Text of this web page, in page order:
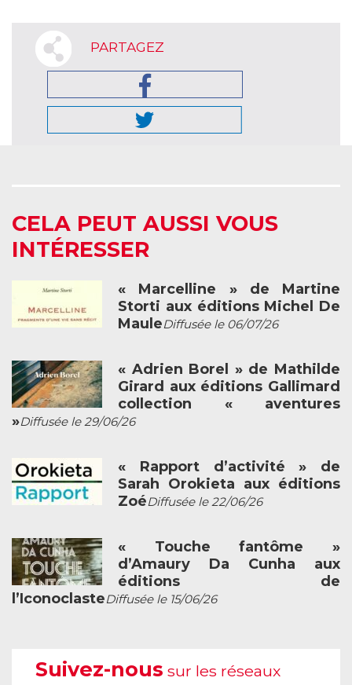
PARTAGEZ
CELA PEUT AUSSI VOUS
INTÉRESSER
« Marcelline » de Martine
Storti aux éditions Michel De
MauleDiffusée le 06/07/26
« Adrien Borel » de Mathilde
Girard aux éditions Gallimard
collection « aventures
»Diffusée le 29/06/26
« Rapport d’activité » de
Sarah Orokieta aux éditions
ZoéDiffusée le 22/06/26
« Touche fantôme »
d’Amaury Da Cunha aux
éditions de
l’IconoclasteDiffusée le 15/06/26
Suivez-nous sur les réseaux